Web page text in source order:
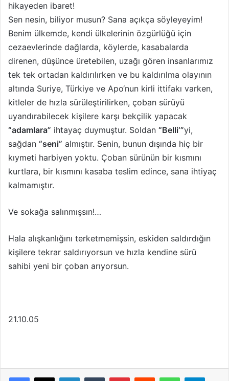
hikayeden ibaret!
Sen nesin, biliyor musun? Sana açıkça söyleyeyim!
Benim ülkemde, kendi ülkelerinin özgürlüğü için
cezaevlerinde dağlarda, köylerde, kasabalarda
direnen, düşünce üretebilen, uzağı gören insanlarımız
tek tek ortadan kaldırılırken ve bu kaldırılma olayının
altında Suriye, Türkiye ve Apo‘nun kirli ittifakı varken,
kitleler de hızla sürüleştirilirken, çoban sürüyü
uyandırabilecek kişilere karşı bekçilik yapacak
“adamlara” ihtayaç duymuştur. Soldan “Belli‘”yi,
sağdan “seni” almıştır. Senin, bunun dışında hiç bir
kıymeti harbiyen yoktu. Çoban sürünün bir kısmını
kurtlara, bir kısmını kasaba teslim edince, sana ihtiyaç
kalmamıştır.
Ve sokağa salınmışsın!…
Hala alışkanlığını terketmemişsin, eskiden saldırdığın
kişilere tekrar saldırıyorsun ve hızla kendine sürü
sahibi yeni bir çoban arıyorsun.
21.10.05
WhatsApp